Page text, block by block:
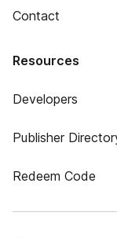
Contact
Resources
Developers
Publisher
Redeem Code